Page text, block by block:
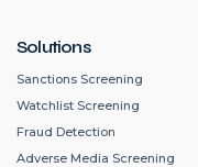
Solutions
Sanctions Screening
Watchlist Screening
Fraud Detection
Adverse Media Screening